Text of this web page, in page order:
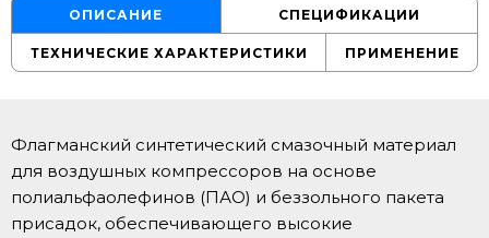
ОПИСАНИЕ СПЕЦИФИКАЦИИ
ТЕХНИЧЕСКИЕ ХАРАКТЕРИСТИКИ ПРИМЕНЕНИЕ
Флагманский синтетический смазочный материал
для воздушных компрессоров на основе
полиальфаолефинов (ПАО) и беззольного пакета
присадок, обеспечивающего высокие